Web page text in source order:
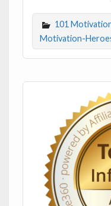
101
Motivation-